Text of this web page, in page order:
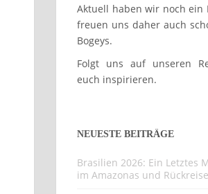
Aktuell haben wir noch ein
freuen uns daher auch
Bogeys.
Folgt uns auf unseren
euch inspirieren.
NEUESTE BEITRÄGE
Brasilien 2026: Ein Letztes
im Amazonas und